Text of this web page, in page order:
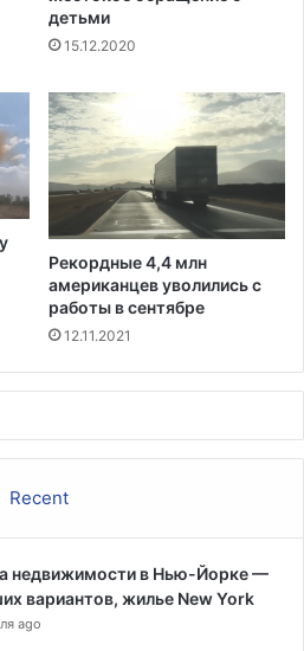
детьми
15.12.2020
Рекордные 4,4 млн
американцев уволились с
работы в сентябре
12.11.2021
Recent
недвижимости в Нью-Йорке —
вариантов, жилье New York
ago